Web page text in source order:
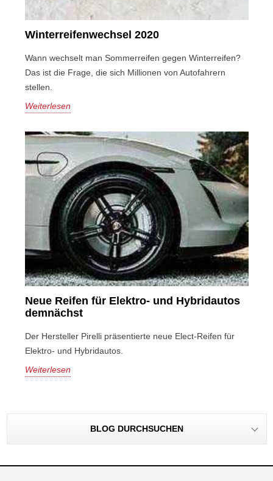
Winterreifenwechsel 2020
Wann wechselt man Sommerreifen gegen Winterreifen?
Das ist die Frage, die sich Millionen von Autofahrern
stellen.
Weiterlesen
Neue Reifen für Elektro- und Hybridautos
demnächst
Der Hersteller Pirelli präsentierte neue Elect-Reifen für
Elektro- und Hybridautos.
Weiterlesen
BLOG DURCHSUCHEN